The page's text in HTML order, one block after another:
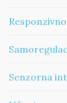
Senzorna